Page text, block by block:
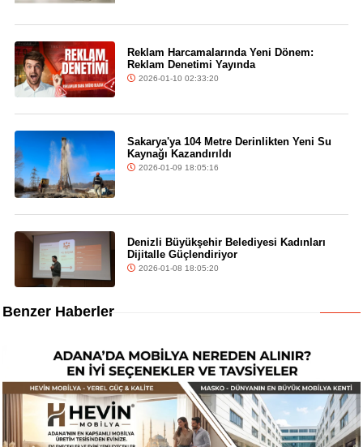
Reklam Harcamalarında Yeni Dönem:
Reklam Denetimi Yayında
2026-01-10 02:33:20
Sakarya'ya 104 Metre Derinlikten Yeni Su
Kaynağı Kazandırıldı
2026-01-09 18:05:16
Denizli Büyükşehir Belediyesi Kadınları
Dijitalle Güçlendiriyor
2026-01-08 18:05:20
Benzer Haberler